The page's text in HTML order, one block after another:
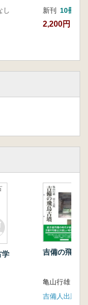
の意義
し 新刊 10冊以上
2,200円
学 吉備の飛鳥
吉備人出版